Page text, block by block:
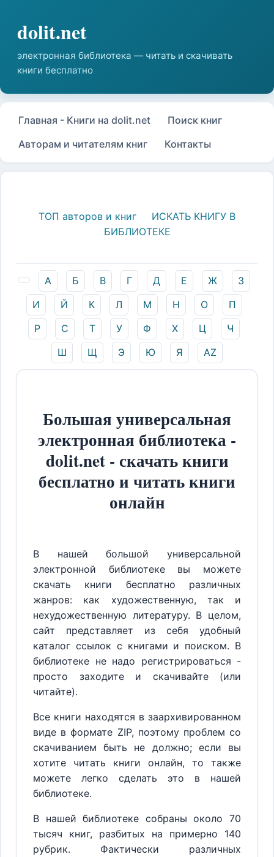
Главная - Книги на dolit.net
Поиск книг
Авторам и читателям книг
Контакты
ТОП авторов и книг
ИСКАТЬ КНИГУ В
БИБЛИОТЕКЕ
А Б В Г Д Е Ж
З
И
Й К Л М Н О
П
Р
С Т У Ф Х Ц
Ч
Ш
Щ Э Ю Я AZ
Большая универсальная
электронная библиотека -
dolit.net - скачать книги
бесплатно и читать книги
онлайн
В нашей большой универсальной
электронной библиотеке вы можете
скачать книги бесплатно различных
жанров: как художественную, так и
нехудожественную литературу. В целом,
сайт представляет из себя удобный
каталог ссылок с книгами и поиском. В
библиотеке не надо регистрироваться -
просто заходите и скачивайте (или
читайте).
Все книги находятся в заархивированном
виде в формате ZIP, поэтому проблем со
скачиванием быть не должно; если вы
хотите читать книги онлайн, то также
можете легко сделать это в нашей
библиотеке.
В нашей библиотеке собраны около 70
тысяч книг, разбитых на примерно 140
рубрик. Фактически различных